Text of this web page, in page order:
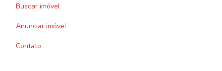
Buscar imóvel
Anunciar imóvel
Contato